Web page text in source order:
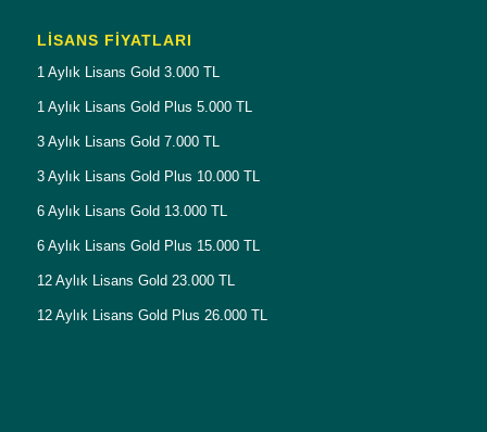
LISANS FIYATLARI
1 Aylık Lisans Gold 3.000 TL
1 Aylık Lisans Gold Plus 5.000 TL
3 Aylık Lisans Gold 7.000 TL
3 Aylık Lisans Gold Plus 10.000 TL
6 Aylık Lisans Gold 13.000 TL
6 Aylık Lisans Gold Plus 15.000 TL
12 Aylık Lisans Gold 23.000 TL
12 Aylık Lisans Gold Plus 26.000 TL